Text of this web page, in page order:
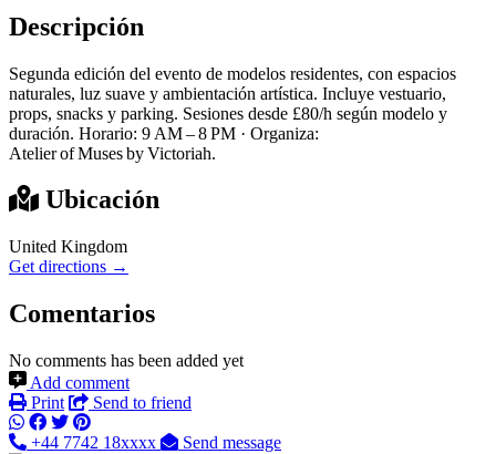
Descripción
Segunda edición del evento de modelos residentes, con espacios
naturales, luz suave y ambientación artística. Incluye vestuario,
props, snacks y parking. Sesiones desde £80/h según modelo y
duración. Horario: 9 AM – 8 PM · Organiza:
Atelier of Muses by Victoriah.
Ubicación
United Kingdom
Get directions →
Comentarios
No comments has been added yet
Add comment
Print
Send to friend
+44 7742 18xxxx Send message